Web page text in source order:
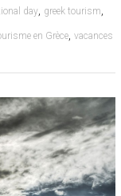
day, greek tourism,
en Grèce, vacances